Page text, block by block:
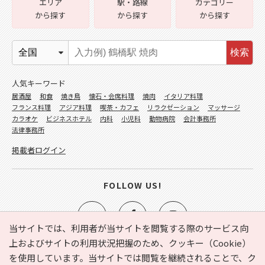
当サイトでは、利用者が当サイトを閲覧する際のサービス向
上およびサイトの利用状況把握のため、クッキー（Cookie）
を使用しています。当サイトでは閲覧を継続されることで、ク
e-NAVITA（イーナビタ）とは？ お気に入り ヘルプ
から探す
から探す
から探す
検索
人気キーワード
居酒屋 和食 焼き鳥 懐石・会席料理 焼肉
イタリア料理
フランス料理
アジア料理 喫茶・カフェ リラクゼーション
マッサージ
カラオケ
ビジネスホテル 内科 小児科 動物病院
会計事務所
法律事務所
掲載者ログイン
FOLLOW US!